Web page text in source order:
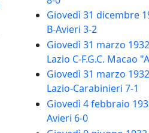
Giovedì 31 dicembre
B-Avieri 3-2
Giovedì 31 marzo
Lazio C-F.G.C. Macao
Giovedì 31 marzo
Lazio-Carabinieri 7-1
Giovedì 4 febbraio
Avieri 6-0